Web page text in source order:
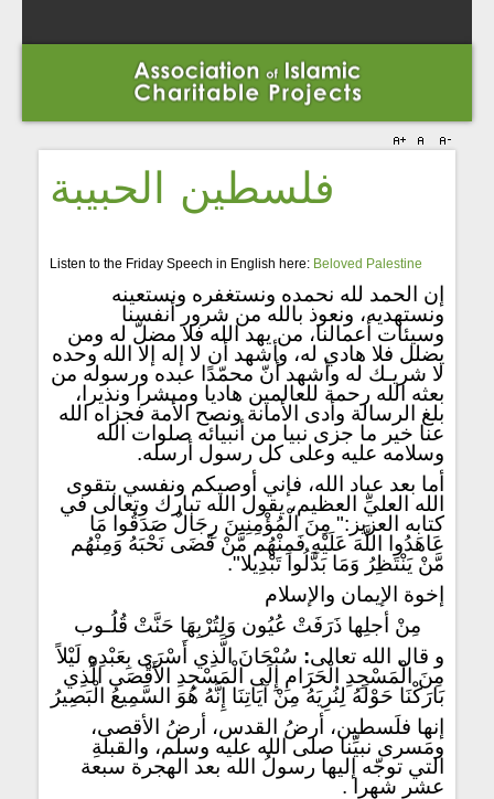
فلسطين الحبيبة
Listen to the Friday Speech in English here: Beloved Palestine
إن الحمد لله نحمده ونستغفره ونستعينه
ونستهديه، ونعوذ بالله من شرور أنفسنا
وسيئات أعمالنا، من يهد الله فلا مضلّ له ومن
يضلل فلا هادي له، وأشهد أن لا إله إلا الله وحده
لا شريـك له وأشهد أنّ محمّدًا عبده ورسوله من
بعثه الله رحمة للعالمين هاديا ومبشرا ونذيرا،
بلغ الرسالة وأدى الأمانة ونصح الأمة فجزاه الله
عنا خير ما جزى نبيا من أنبيائه صلوات الله
وسلامه عليه وعلى كل رسول أرسله.
أما بعد عباد الله، فإني أوصيكم ونفسي بتقوى
الله العليِّ العظيم، يقول الله تبارك وتعالى في
كتابه العزيز:" مِنَ الْمُؤْمِنِينَ رِجَالٌ صَدَقُوا مَا
عَاهَدُوا اللَّهَ عَلَيْهِ فَمِنْهُم مَّنْ قَضَى نَحْبَهُ وَمِنْهُم
مَّنْ يَنْتَظِرُ وَمَا بَدَّلُوا تَبْدِيلا".
إخوة الإيمان والإسلام
مِنْ أجلِها ذَرَفَتْ عُيُون وَلِتُرْبِهَا حَنَّتْ قُلُـوب
و قال الله تعالى: سُبْحَانَ الَّذِي أَسْرَى بِعَبْدِهِ لَيْلاً
مِنَ الْمَسْجِدِ الْحَرَامِ إِلَى الْمَسْجِدِ الأَقْصَى الَّذِي
بَارَكْنَا حَوْلَهُ لِنُرِيَهُ مِنْ آيَاتِنَا إِنَّهُ هُوَ السَّمِيعُ الْبَصِيرُ
إنها فلَسطين، أرضُ القدس، أرضُ الأقصى،
ومَسرى نبيِّنا صلى الله عليه وسلم، والقبلةِ
التي توجّه إليها رسولُ الله بعد الهجرة سبعة
عشر شهرا .